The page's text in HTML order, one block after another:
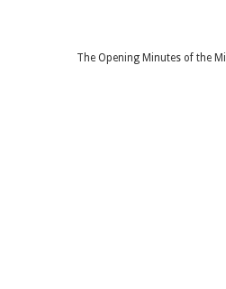
The Opening Minutes of the